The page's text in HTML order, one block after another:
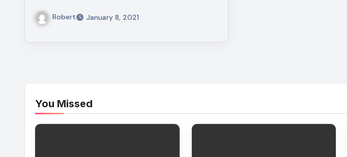
Robert January 8, 2021
You Missed